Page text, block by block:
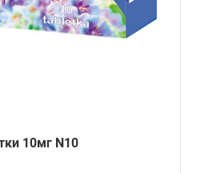
10мг N10